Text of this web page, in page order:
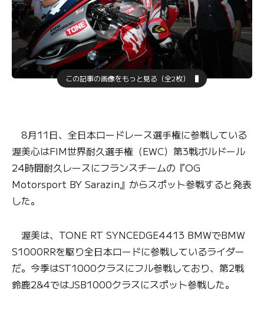
この記事の画像をもっと見る（全2枚）
8月11日、全日本ロードレース選手権に参戦している
渥美心はFIM世界耐久選手権（EWC）第3戦ボルドール
24時間耐久レースにフランスチームの『OG
Motorsport BY Sarazin』からスポット参戦すると発表
した。
渥美は、TONE RT SYNCEDGE4413 BMWでBMW
S1000RRを駆り全日本ロードに参戦しているライダー
だ。今季はST1000クラスにフル参戦しており、第2戦
鈴鹿2&4ではJSB1000クラスにスポット参戦した。